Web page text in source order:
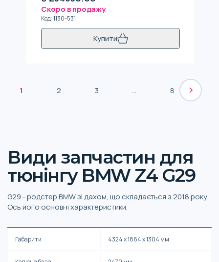
Скоро в продажу
Код:1130-531
Купити
1 2 3 ... 8
Види запчастин для
тюнінгу BMW Z4 G29
G29 - родстер BMW зі дахом, що складається з 2018 року.
Ось його основні характеристики.
Габарити 4324 х 1864 х 1304 мм